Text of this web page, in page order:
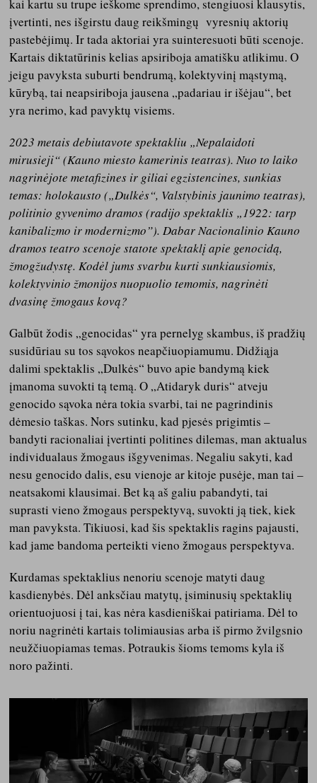
kai kartu su trupe ieškome sprendimo, stengiuosi klausytis,
įvertinti, nes išgirstu daug reikšmingų vyresnių aktorių
pastebėjimų. Ir tada aktoriai yra suinteresuoti būti scenoje.
Kartais diktatūrinis kelias apsiriboja amatišku atlikimu. O
jeigu pavyksta suburti bendrumą, kolektyvinį mąstymą,
kūrybą, tai neapsiriboja jausena „padariau ir išėjau“, bet
yra nerimo, kad pavyktų visiems.
2023 metais debiutavote spektakliu „Nepalaidoti
mirusieji“ (Kauno miesto kamerinis teatras). Nuo to laiko
nagrinėjote metafizines ir giliai egzistencines, sunkias
temas: holokausto („Dulkės“, Valstybinis jaunimo teatras),
politinio gyvenimo dramos (radijo spektaklis „1922: tarp
kanibalizmo ir modernizmo”). Dabar Nacionalinio Kauno
dramos teatro scenoje statote spektaklį apie genocidą,
žmogžudystę. Kodėl jums svarbu kurti sunkiausiomis,
kolektyvinio žmonijos nuopuolio temomis, nagrinėti
dvasinę žmogaus kovą?
Galbūt žodis „genocidas“ yra pernelyg skambus, iš pradžių
susidūriau su tos sąvokos neapčiuopiamumu. Didžiąja
dalimi spektaklis „Dulkės“ buvo apie bandymą kiek
įmanoma suvokti tą temą. O „Atidaryk duris“ atveju
genocido sąvoka nėra tokia svarbi, tai ne pagrindinis
dėmesio taškas. Nors sutinku, kad pjesės prigimtis –
bandyti racionaliai įvertinti politines dilemas, man aktualus
individualaus žmogaus išgyvenimas. Negaliu sakyti, kad
nesu genocido dalis, esu vienoje ar kitoje pusėje, man tai –
neatsakomi klausimai. Bet ką aš galiu pabandyti, tai
suprasti vieno žmogaus perspektyvą, suvokti ją tiek, kiek
man pavyksta. Tikiuosi, kad šis spektaklis ragins pajausti,
kad jame bandoma perteikti vieno žmogaus perspektyva.
Kurdamas spektaklius nenoriu scenoje matyti daug
kasdienybės. Dėl anksčiau matytų, įsiminusių spektaklių
orientuojuosi į tai, kas nėra kasdieniškai patiriama. Dėl to
noriu nagrinėti kartais tolimiausias arba iš pirmo žvilgsnio
neužčiuopiamas temas. Potraukis šioms temoms kyla iš
noro pažinti.